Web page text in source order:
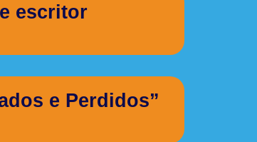
escritor
e Perdidos”